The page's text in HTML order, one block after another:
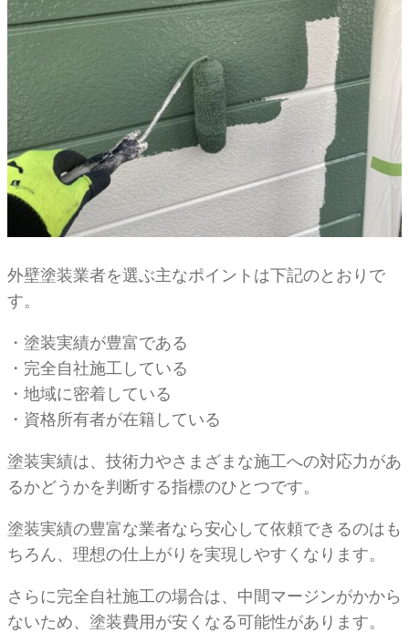
外壁塗装業者を選ぶ主なポイントは下記のとおりで
す。
・塗装実績が豊富である
・完全自社施工している
・地域に密着している
・資格所有者が在籍している
塗装実績は、技術力やさまざまな施工への対応力があ
るかどうかを判断する指標のひとつです。
塗装実績の豊富な業者なら安心して依頼できるのはも
ちろん、理想の仕上がりを実現しやすくなります。
さらに完全自社施工の場合は、中間マージンがかから
ないため、塗装費用が安くなる可能性があります。